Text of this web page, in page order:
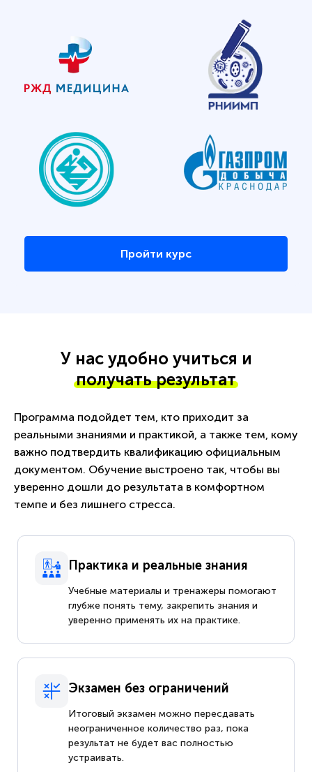
Пройти курс
У нас удобно учиться и
получать результат
Программа подойдет тем, кто приходит за
реальными знаниями и практикой, а также тем, кому
важно подтвердить квалификацию официальным
документом. Обучение выстроено так, чтобы вы
уверенно дошли до результата в комфортном
темпе и без лишнего стресса.
Практика и реальные знания
Учебные материалы и тренажеры помогают
глубже понять тему, закрепить знания и
уверенно применять их на практике.
Экзамен без ограничений
Итоговый экзамен можно пересдавать
неограниченное количество раз, пока
результат не будет вас полностью
устраивать.